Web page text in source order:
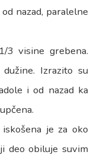
nazad, paralelne
3 visine grebena.
Izrazito su
i od nazad ka
je za oko
deo obiluje suvim